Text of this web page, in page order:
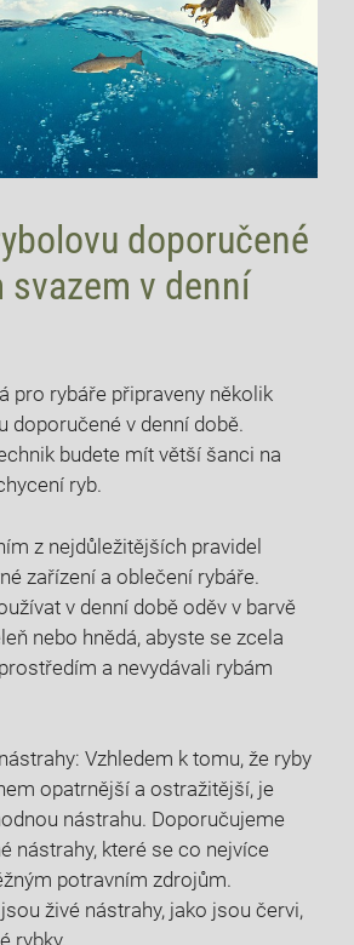
doporučené
svazem v denní
pro rybáře ⁤připraveny několik
doporučené v​ denní době.
budete mít větší⁣ šanci na
ryb.
z nejdůležitějších pravidel
zařízení a oblečení rybáře.
v denní době oděv v barvě
nebo hnědá, abyste se zcela
a nevydávali rybám
Vzhledem k tomu, že ryby
opatrnější a ostražitější,‍ je
nástrahu.⁣ Doporučujeme
nástrahy, které se co nejvíce
potravním ⁤zdrojům.
živé ⁢nástrahy, jako jsou červi,